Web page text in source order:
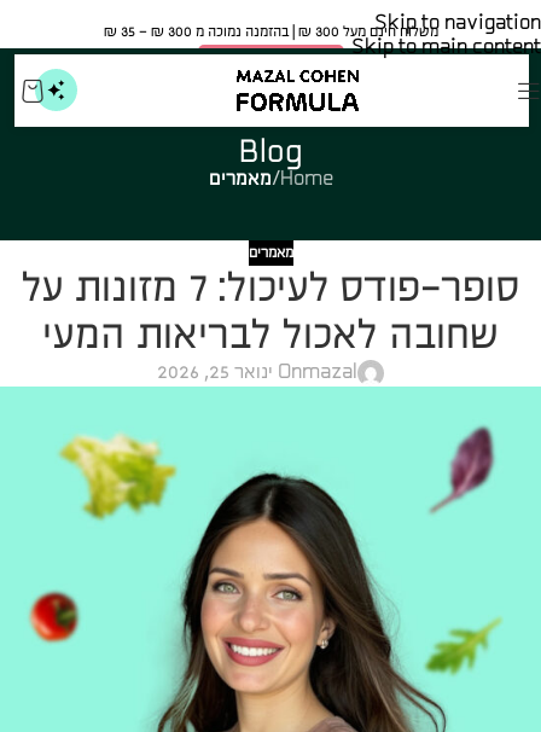
Skip to navigation
Skip to main content
משלוח חינם מעל 300 ₪ | בהזמנה נמוכה מ 300 ₪ – 35 ₪​
🍀 אישור משרד הבריאות
Blog
Home
/מאמרים
מאמרים
סופר-פודס לעיכול: 7 מזונות על
שחובה לאכול לבריאות המעי
mazalOn ינואר 25, 2026